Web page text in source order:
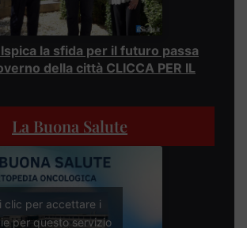
Ispica la sfida per il futuro passa
della città CLICCA PER IL
La Buona Salute
clic per accettare i
per questo servizio